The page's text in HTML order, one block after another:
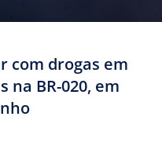
com drogas em
na BR-020, em